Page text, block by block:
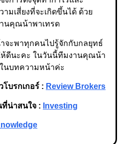
มเสี่ยงที่จะเกิดขึ้นได้ ด้วย
นคุณน้าพาเทรด
ะพาทุกคนไปรู้จักกับกลยุทธ์
ห้ดีนะคะ ในวันนี้ทีมงานคุณน้า
นบทความหน้าค่ะ
บรกเกอร์ : Review Brokers
ที่น่าสนใจ : Investing